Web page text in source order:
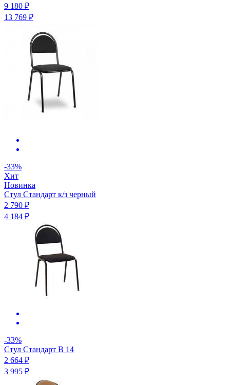
9 180 ₽
13 769 ₽
-33%
Хит
Новинка
Стул Стандарт к/з черный
2 790 ₽
4 184 ₽
-33%
Стул Стандарт B 14
2 664 ₽
3 995 ₽